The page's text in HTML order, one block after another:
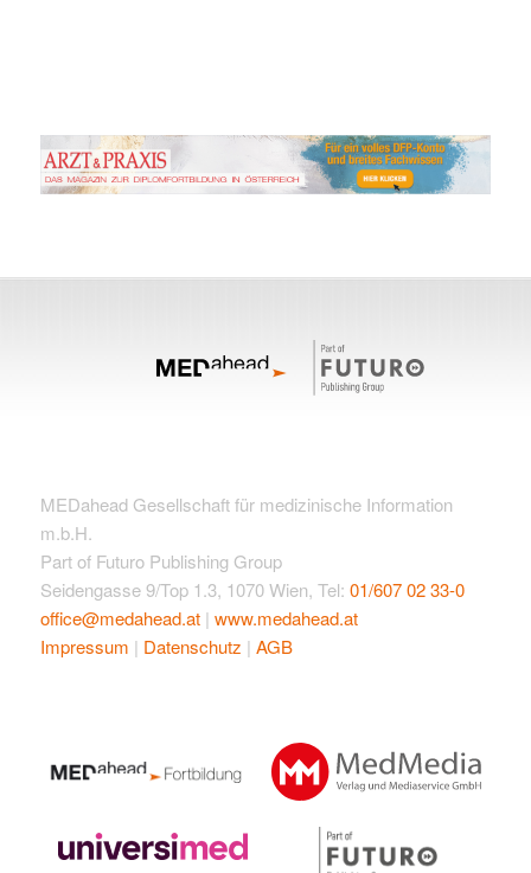
MEDahead Gesellschaft für medizinische Information
m.b.H.
Part of Futuro Publishing Group
Seidengasse 9/Top 1.3, 1070 Wien, Tel: 01/607 02 33-0
office@medahead.at| www.medahead.at
Impressum | Datenschutz | AGB